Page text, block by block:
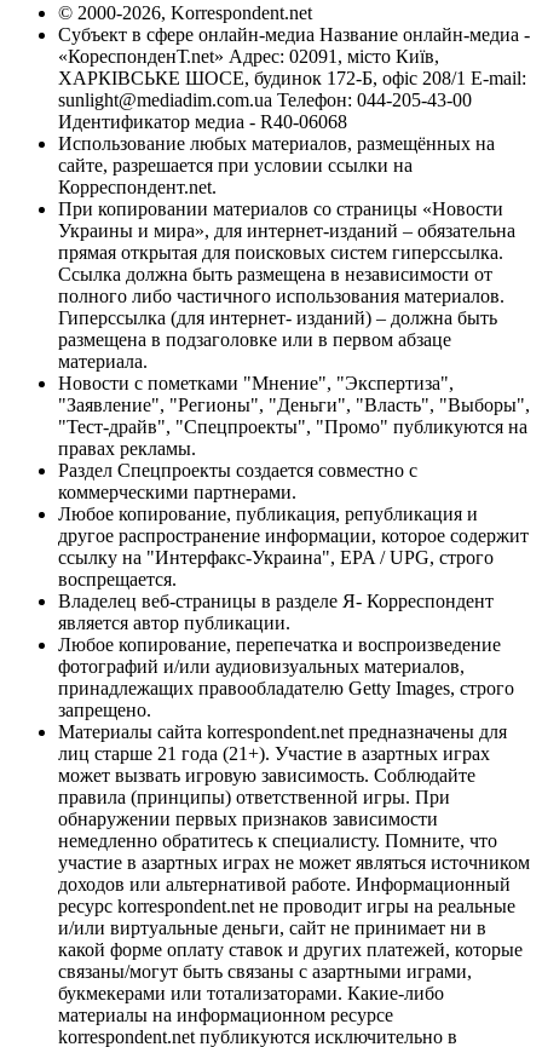
© 2000-2026, Korrespondent.net
Субъект в сфере онлайн-медиа Название онлайн-медиа -
«КореспонденТ.net» Адрес: 02091, місто Київ,
ХАРКІВСЬКЕ ШОСЕ, будинок 172-Б, офіс 208/1 E-mail:
sunlight@mediadim.com.ua Телефон: 044-205-43-00
Идентификатор медиа - R40-06068
Использование любых материалов, размещённых на
сайте, разрешается при условии ссылки на
Корреспондент.net.
При копировании материалов со страницы «Новости
Украины и мира», для интернет-изданий – обязательна
прямая открытая для поисковых систем гиперссылка.
Ссылка должна быть размещена в независимости от
полного либо частичного использования материалов.
Гиперссылка (для интернет- изданий) – должна быть
размещена в подзаголовке или в первом абзаце
материала.
Новости с пометками "Мнение", "Экспертиза",
"Заявление", "Регионы", "Деньги", "Власть", "Выборы",
"Тест-драйв", "Спецпроекты", "Промо" публикуются на
правах рекламы.
Раздел Спецпроекты создается совместно с
коммерческими партнерами.
Любое копирование, публикация, републикация и
другое распространение информации, которое содержит
ссылку на "Интерфакс-Украина", EPA / UPG, строго
воспрещается.
Владелец веб-страницы в разделе Я- Корреспондент
является автор публикации.
Любое копирование, перепечатка и воспроизведение
фотографий и/или аудиовизуальных материалов,
принадлежащих правообладателю Getty Images, строго
запрещено.
Материалы сайта korrespondent.net предназначены для
лиц старше 21 года (21+). Участие в азартных играх
может вызвать игровую зависимость. Соблюдайте
правила (принципы) ответственной игры. При
обнаружении первых признаков зависимости
немедленно обратитесь к специалисту. Помните, что
участие в азартных играх не может являться источником
доходов или альтернативой работе. Информационный
ресурс korrespondent.net не проводит игры на реальные
и/или виртуальные деньги, сайт не принимает ни в
какой форме оплату ставок и других платежей, которые
связаны/могут быть связаны с азартными играми,
букмекерами или тотализаторами. Какие-либо
материалы на информационном ресурсе
korrespondent.net публикуются исключительно в